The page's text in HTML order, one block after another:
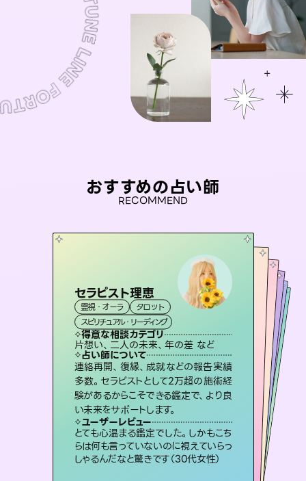
おすすめの占い師
RECOMMEND
セラピスト理恵
霊視・オーラ
タロット
スピリチュアル・リーディング
得意な相談カテゴリ
片想い、二人の未来、年の差 など
占い師について
連絡再開、復縁、成就などの報告実績
多数。セラピストとして2万超の施術経
験があるからこそできる鑑定で、より良
い未来をサポートします。
ユーザーレビュー
とても心温まる鑑定でした。しかもこち
らは何も言っていないのに視えていらっ
しゃるんだなと驚きです（30代女性）
おう 霊感オラクル
霊視・オーラ
オラクルカード
得意な相談カテゴリ
恋愛総合、あの人の気持ち など
占い師について
霊視×オラクルカードを使って「今」と
「未来」そして「気になるあの人の気持
ち」まで丁寧に読み解き、恋や人生のヒ
ントを優しく引き出します。
ユーザーレビュー
不安な気持ちが嘘みたいに晴れまし
た…！よく視えていらっしゃるんだなと
感じました（40代 女性）
桃源珠羽（とうげんみう）
霊視・オーラ
スピリチュアル・リーディング
得意な相談カテゴリ
片想い、あの人の気持ち、復縁 など
占い師について
恋愛のお悩みの中でも特に「曖昧な関
係」の相談を得意としており、友達以上
恋人未満なお相手との今後や本音を丁
寧に読み解き恋愛成就へと導きます。
ユーザーレビュー
鑑定していただいてアドバイス通りに行
動すると仲が復活してきました。ありが
とうございました（40代 女性）
アイリス -iris-
西洋占星術
ルーン
得意な相談カテゴリ
恋愛総合、片想い、二人の未来 など
占い師について
復縁、恋愛、不倫の行方、同性愛や片思い、仕事関係や借金問題まで知りたいことや心の負担になっていることを紐解き、背中をそっと押して導きます。
ユーザーレビュー
安心感のあり、言い切ってくれる所や濁
さない鑑定のおかげで、毎回自分の気
持ちを整えられます（30代 男性）
未来視師＊花
霊視・オーラ
スピリチュアル・リーディング
得意な相談カテゴリ
出逢い、片想い、復縁 など
占い師について
未来には何パターンもの選択肢があり
ます。不安で視えにくくなっているあな
たの素敵な未来を見つけ、その未来を
選択できるようアドバイスします。
ユーザーレビュー
職場の人の性質や人間関係、本心など
本当によく視えていてびっくり。対策が
打てて前向きになれます（40代）
彗望（すいぼう
霊視・オーラ
スピリチュアル・リーディング
得意な相談カテゴリ
片想い、あの人の気持ち、復縁 など
占い師について
3,700年以上の歴史を持つ東洋最古の
占術「易占」で詳細まで占い、幸せへ向
かう道筋を示します。厳しい結果にも具
体的な対策をお伝えします。
ユーザーレビュー
複雑な背景もしっかり聞いて鑑定して
いただけました。気持ちが楽になりまし
た（50代 女性）